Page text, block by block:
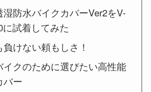
湿防水バイクカバーVer2をV-
に試着してみた
けない頼もしさ！
イクのために選びたい高性能
バー